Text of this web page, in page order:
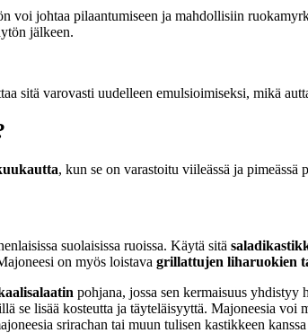
voi johtaa pilaantumiseen ja mahdollisiin
jälkeen.
sitä varovasti uudelleen emulsioimiseksi, mikä
, kun se on varastoitu viileässä ja pimeässä
suolaisissa ruoissa. Käytä sitä
on myös loistava grillattujen liharuokien
pohjana, jossa sen kermaisuus
se lisää kosteutta ja täyteläisyyttä. Majoneesia voi
srirachan tai muun tulisen kastikkeen